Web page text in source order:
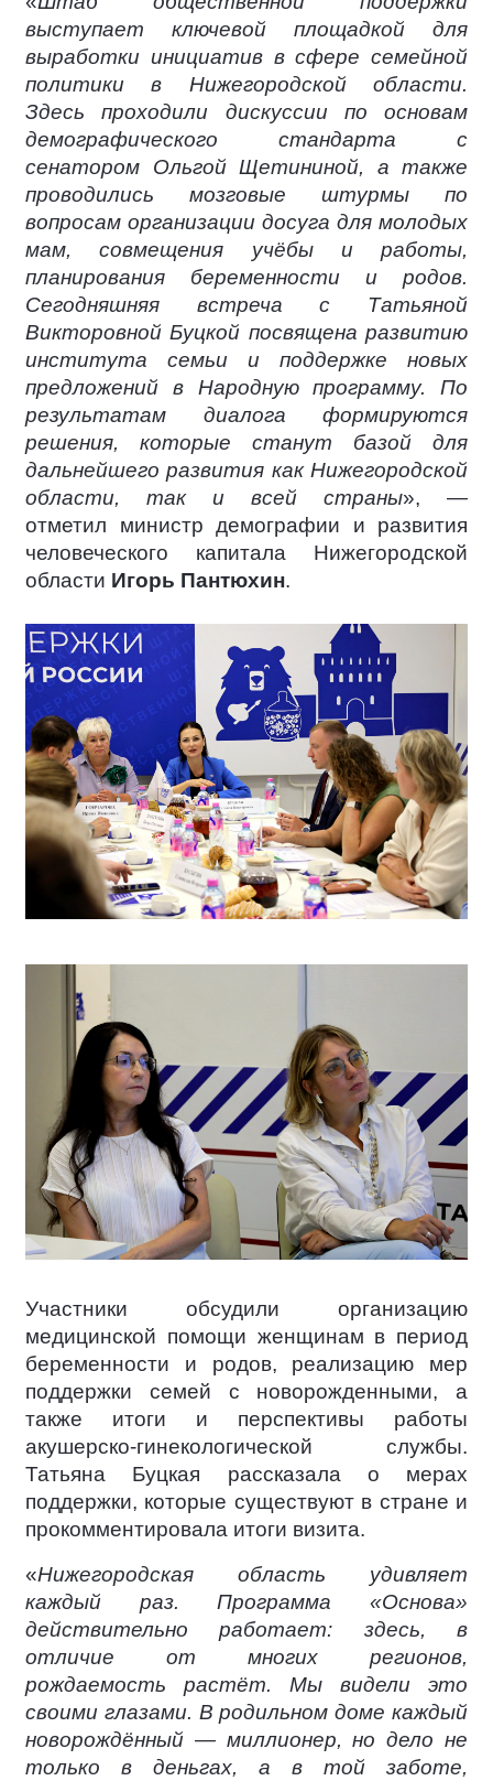
выступает ключевой площадкой для
выработки инициатив в сфере семейной
политики в Нижегородской области.
Здесь проходили дискуссии по основам
демографического стандарта с
сенатором Ольгой Щетининой, а также
проводились мозговые штурмы по
вопросам организации досуга для молодых
мам, совмещения учёбы и работы,
планирования беременности и родов.
Сегодняшняя встреча с Татьяной
Викторовной Буцкой посвящена развитию
института семьи и поддержке новых
предложений в Народную программу. По
результатам диалога формируются
решения, которые станут базой для
дальнейшего развития как Нижегородской
области, так и всей страны», —
отметил министр демографии и развития
человеческого капитала Нижегородской
области Игорь Пантюхин.
Участники обсудили организацию
медицинской помощи женщинам в период
беременности и родов, реализацию мер
поддержки семей с новорожденными, а
также итоги и перспективы работы
акушерско-гинекологической службы.
Татьяна Буцкая рассказала о мерах
поддержки, которые существуют в стране и
прокомментировала итоги визита.
«Нижегородская область удивляет
каждый раз. Программа «Основа»
действительно работает: здесь, в
отличие от многих регионов,
рождаемость растёт. Мы видели это
своими глазами. В родильном доме каждый
новорождённый — миллионер, но дело не
только в деньгах, а в той заботе,